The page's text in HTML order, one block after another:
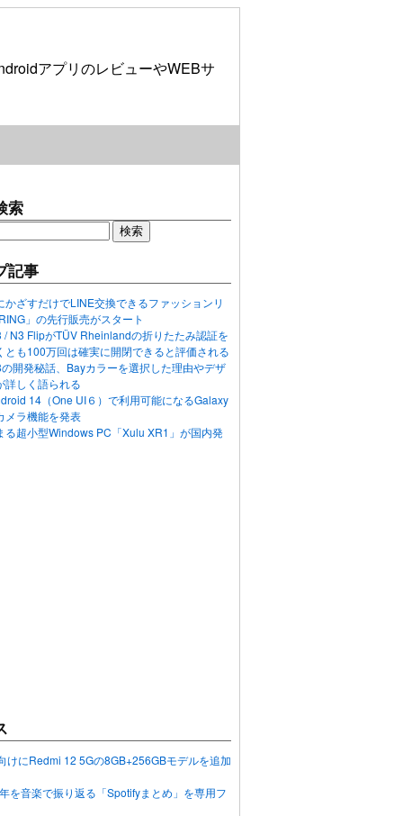
アプリのレビューやWEBサ
索
記事
かざすだけでLINE交換できるファッションリ
」の先行販売がスタート
/ N3 FlipがTÜV Rheinlandの折りたたみ認証を
とも100万回は確実に開閉できると評価される
開発秘話、Bayカラーを選択した理由やデザ
詳しく語られる
14（One UI６）で利用可能になるGalaxy
メラ機能を発表
る超小型Windows PC「Xulu XR1」が国内発
けにRedmi 12 5Gの8GB+256GBモデルを追加
を音楽で振り返る「Spotifyまとめ」を専用フ